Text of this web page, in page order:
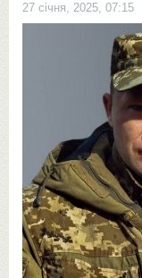
27 січня, 2025, 07:15